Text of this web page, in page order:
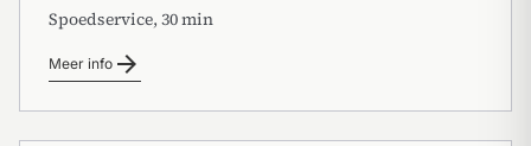
Spoedservice, 30 min
Meer info arrow_forward